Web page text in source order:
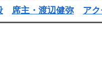
席主・渡辺健弥 ア